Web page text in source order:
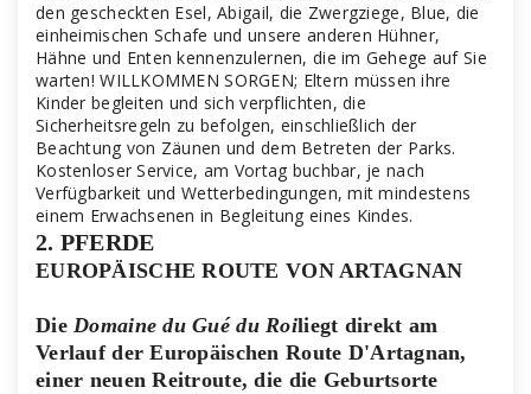
den gescheckten Esel, Abigail, die Zwergziege, Blue, die
einheimischen Schafe und unsere anderen Hühner,
Hähne und Enten kennenzulernen, die im Gehege auf Sie
warten! WILLKOMMEN SORGEN; Eltern müssen ihre
Kinder begleiten und sich verpflichten, die
Sicherheitsregeln zu befolgen, einschließlich der
Beachtung von Zäunen und dem Betreten der Parks.
Kostenloser Service, am Vortag buchbar, je nach
Verfügbarkeit und Wetterbedingungen, mit mindestens
einem Erwachsenen in Begleitung eines Kindes.
2. PFERDE
EUROPÄISCHE ROUTE VON ARTAGNAN
DieDomaine du Gué du Roiliegt direkt am
Verlauf der Europäischen Route D'Artagnan,
einer neuen Reitroute, die die Geburtsorte